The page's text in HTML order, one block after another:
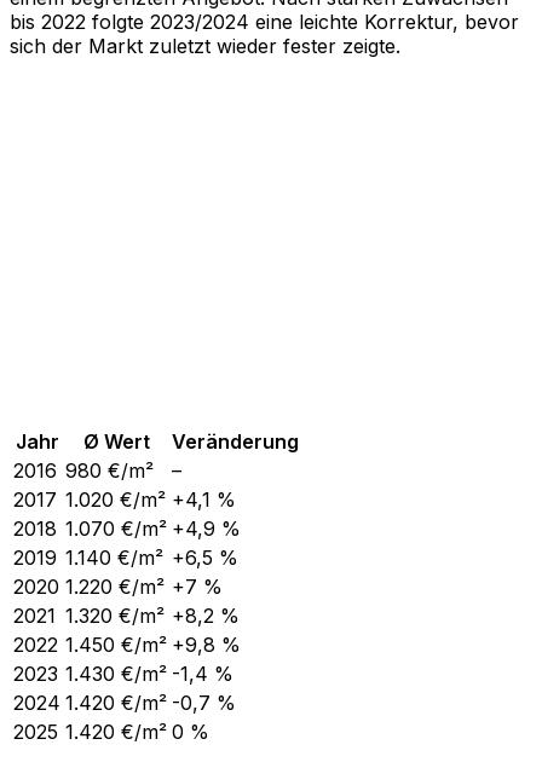
bis 2022 folgte 2023/2024 eine leichte Korrektur, bevor
sich der Markt zuletzt wieder fester zeigte.
Jahr Ø Wert
Veränderung
2016 980 €/m²
–
2017 1.020 €/m² +4,1 %
2018 1.070 €/m² +4,9 %
2019 1.140 €/m² +6,5 %
2020 1.220 €/m² +7 %
2021 1.320 €/m² +8,2 %
2022 1.450 €/m² +9,8 %
2023 1.430 €/m² -1,4 %
2024 1.420 €/m² -0,7 %
2025 1.420 €/m² 0 %